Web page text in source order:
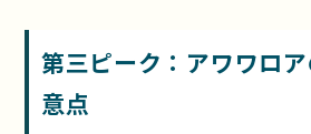
第三ピーク：アワワロ
意点